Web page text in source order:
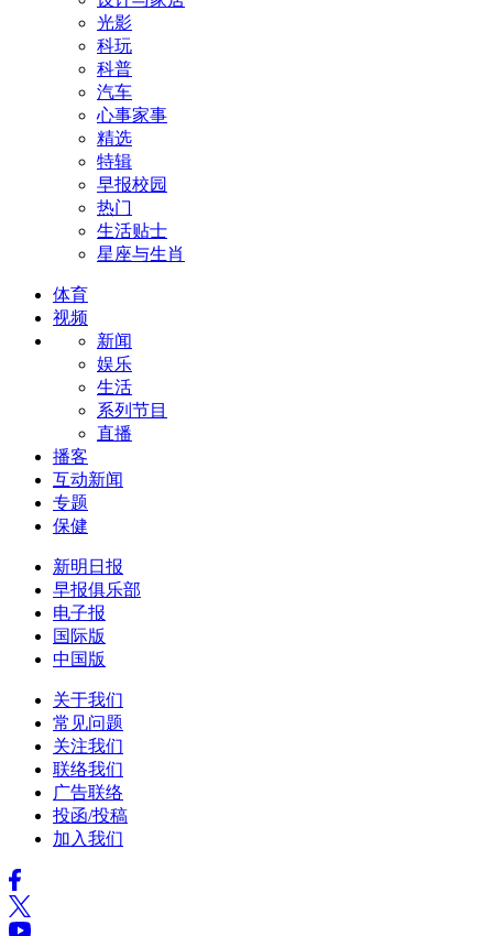
光影
科玩
科普
汽车
心事家事
精选
特辑
早报校园
热门
生活贴士
星座与生肖
体育
视频
新闻
娱乐
生活
系列节目
直播
播客
互动新闻
专题
保健
新明日报
早报俱乐部
电子报
国际版
中国版
关于我们
常见问题
关注我们
联络我们
广告联络
投函/投稿
加入我们